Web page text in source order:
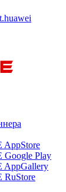
AppStore
Google Play
AppGallery
RuStore